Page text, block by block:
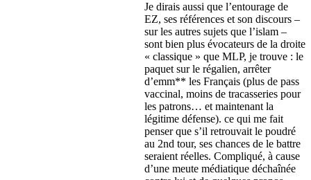
Je dirais aussi que l’entourage de
EZ, ses références et son discours –
sur les autres sujets que l’islam –
sont bien plus évocateurs de la droite
« classique » que MLP, je trouve : le
paquet sur le régalien, arrêter
d’emm** les Français (plus de pass
vaccinal, moins de tracasseries pour
les patrons… et maintenant la
légitime défense). ce qui me fait
penser que s’il retrouvait le poudré
au 2nd tour, ses chances de le battre
seraient réelles. Compliqué, à cause
d’une meute médiatique déchaînée